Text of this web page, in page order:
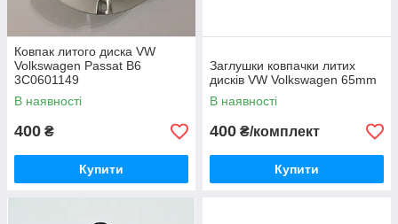
Ковпак литого диска VW
Volkswagen Passat B6
3C0601149
В наявності
400 ₴
Купити
Заглушки ковпачки литих
дисків VW Volkswagen 65mm
В наявності
400 ₴/комплект
Купити